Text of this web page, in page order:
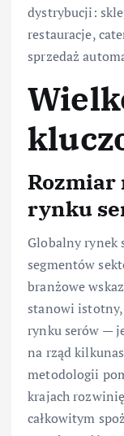
dystrybucji:
restauracje,
sprzedaż
Rozmiar
rynku
Globalny rynek
segmentów
branżowe
stanowi istotny,
rynku serów —
na rząd
metodologii
krajach
całkowitym